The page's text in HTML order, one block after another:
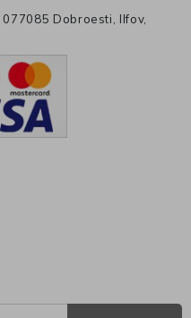
Dobroesti, Ilfov,